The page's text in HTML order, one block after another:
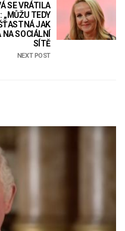
SE VRÁTILA
„MŮŽU TEDY
JAK
SOCIÁLNÍ
SÍTĚ
NEXT POST